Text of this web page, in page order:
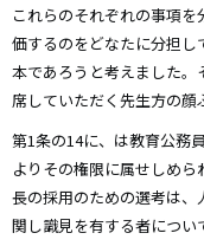
これらのそれぞれの事項
価するのをどなたに分担
本であろうと考えました
席していただく先生方の顔
第1条の14に、は教育公務
よりその権限に属せしめ
長の採用のための選考は、
関し識見を有する者につい